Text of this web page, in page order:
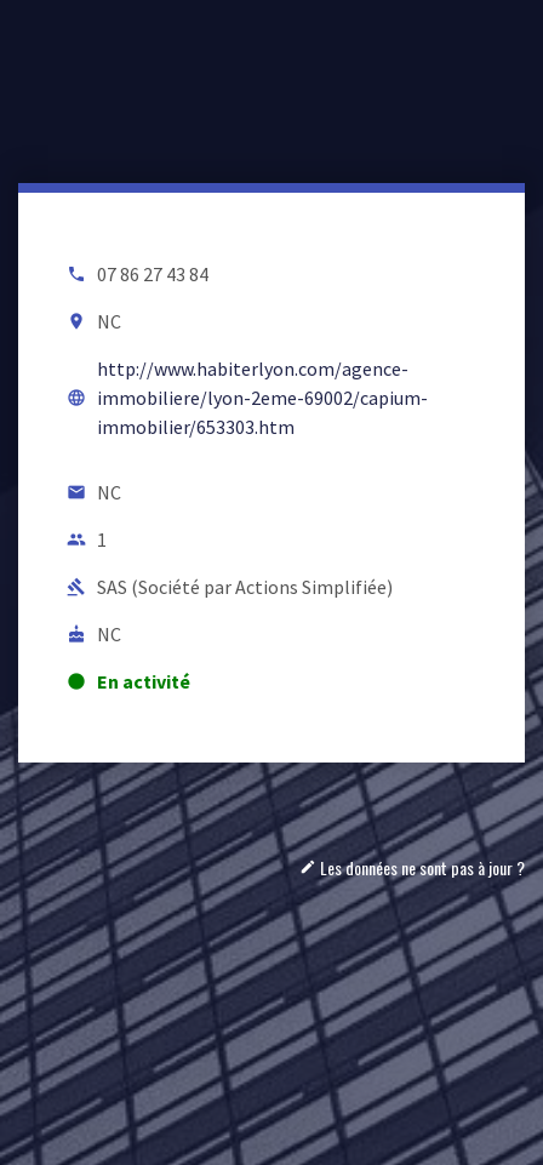
local_phone 07 86 27 43 84
room NC
language
http://www.habiterlyon.com/agence-
immobiliere/lyon-2eme-69002/capium-
immobilier/653303.htm
email NC
people 1
gavel SAS (Société par Actions Simplifiée)
cake NC
lens En activité
mode_edit Les données ne sont pas à jour ?